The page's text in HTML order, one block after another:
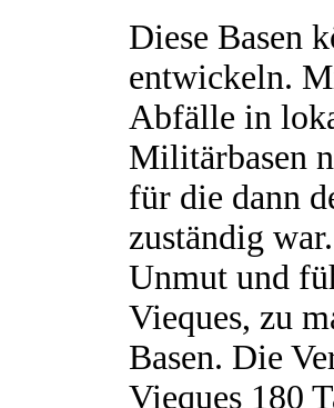
Diese Basen
entwickeln.
Abfälle in
Militärbasen
für die dann
zuständig
Unmut und
Vieques, zu
Basen. Die
Vieques 180